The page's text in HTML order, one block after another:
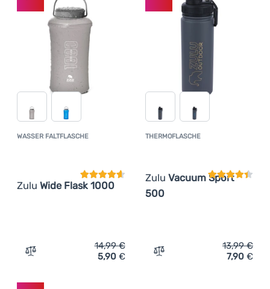
WASSER FALTFLASCHE
Zulu Wide Flask 1000
Kundenbewertung
Zum Vergleich 'Wasser Faltflasche Zulu Wide Flask
14,99€
5,90 €
THERMOFLASCHE
Zulu Vacuum Sport
500
Zum Vergleich
13,99€
7,90 €